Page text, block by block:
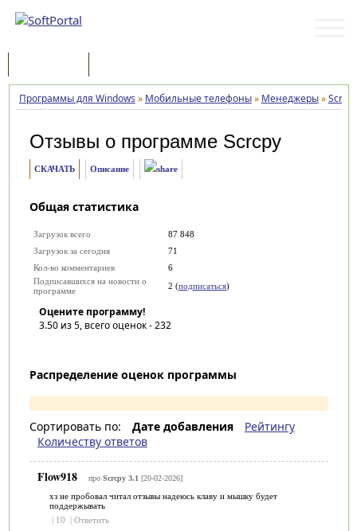
Программы для Windows » Мобильные телефоны» Менеджеры»Scrcpy
Отзывы о программе Scrcpy
СКАЧАТЬ Описание
Общая статистика
Загрузок всего
87 848
Загрузок за сегодня
71
Кол-во комментариев
6
Подписавшихся на новости о
программе
2 (подписаться)
Оцените программу!
3.50из 5, всего оценок -232
Распределение оценок программы
Сортировать по: Дате добавления
Рейтингу
Количеству ответов
Flow918 про Scrcpy 3.1 [20-02-2026]
хз не пробовал читал отзывы надеюсь клаву и мышку будет
поддержывать
| 10 | Ответить